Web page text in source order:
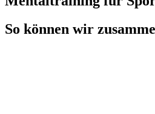
So können wir